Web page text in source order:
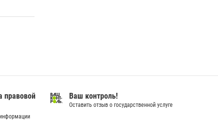
дверей и тематические встречи с молодежью
правовой
Ваш контроль!
Оставить отзыв о государственной услуге